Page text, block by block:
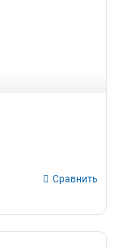
Сравнить